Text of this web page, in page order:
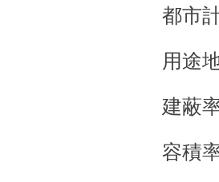
都市
用途
建蔽
容積